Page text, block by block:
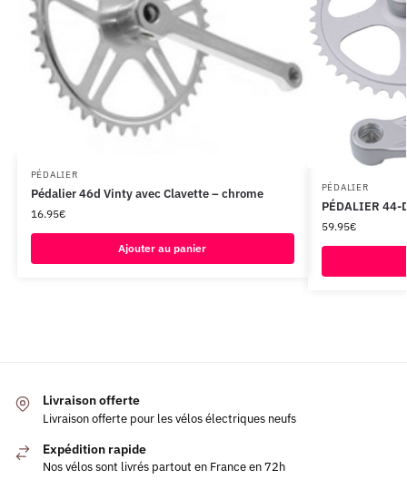
PÉDALIER
Pédalier 46d Vinty avec Clavette – chrome
16.95€
Ajouter au panier
PÉDALIER
PÉDALIER 44-
59.95€
Livraison offerte
Livraison offerte pour les vélos électriques neufs
Expédition rapide
Nos vélos sont livrés partout en France en 72h